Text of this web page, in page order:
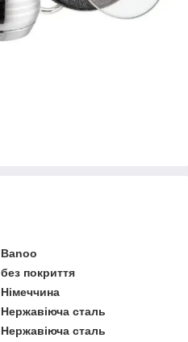
Banoo
без покриття
Німеччина
Нержавіюча сталь
Нержавіюча сталь